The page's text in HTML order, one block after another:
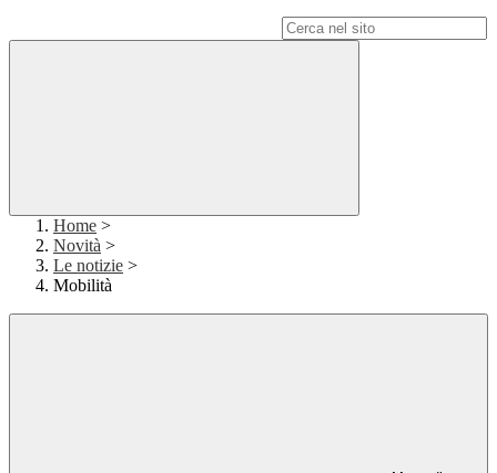
Home >
Novità >
Le notizie >
Mobilità